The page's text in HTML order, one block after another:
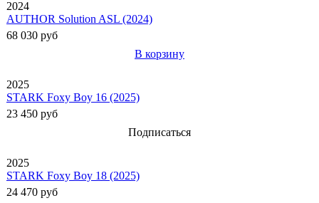
2024
AUTHOR Solution ASL (2024)
68 030 руб
В корзину
2025
STARK Foxy Boy 16 (2025)
23 450 руб
Подписаться
2025
STARK Foxy Boy 18 (2025)
24 470 руб